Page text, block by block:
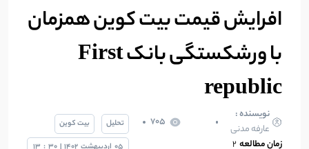
افرایش قیمت بیت کوین همزمان
با ورشکستگی بانک First
republic
نویسنده :
عارفه مدنی
705
زمان مطالعه۲
تحلیل
بیت کوین